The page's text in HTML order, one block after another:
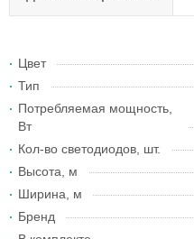
Цвет
Тип
Потребляемая мощность,
Вт
Кол-во светодиодов, шт.
Высота, м
Ширина, м
Бренд